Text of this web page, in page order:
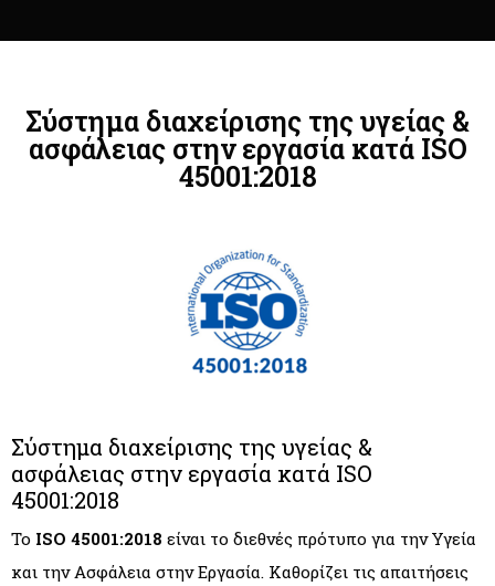
Σύστημα διαχείρισης της υγείας &
ασφάλειας στην εργασία κατά ISO
45001:2018
Σύστημα διαχείρισης της υγείας &
ασφάλειας στην εργασία κατά ISO
45001:2018
Το ISO 45001:2018 είναι το διεθνές πρότυπο για την Υγεία
και την Ασφάλεια στην Εργασία. Καθορίζει τις απαιτήσεις